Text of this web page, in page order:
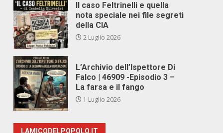
Il caso Feltrinelli e quella
nota speciale nei file segreti
della CIA
2 Luglio 2026
L’Archivio dell’Ispettore Di
Falco | 46909 -Episodio 3 –
La farsa e il fango
1 Luglio 2026
LAMICODELPOPOLO.IT